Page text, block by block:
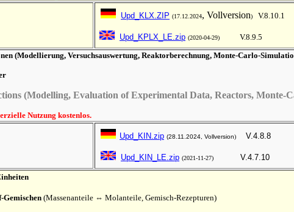
Upd_KLX.ZIP (17.12.2024, Vollversion) V.8.10.1
Upd_KPLX_LE.zip (2020-04-29) V.8.9.5
(Modellierung, Versuchsauswertung, Reaktorberechnung, Monte-Carlo-
(Modelling, Evaluation of Experimental Data, Reactors, Monte-
Nutzung kostenlos.
Upd_KIN.zip (28.11.2024, Vollversion) V.4.8.8
Upd_KIN_LE.zip (2021-11-27) V.4.7.10
Gemischen (Massenanteile ⇔ Molanteile, Gemisch-Rezepturen)